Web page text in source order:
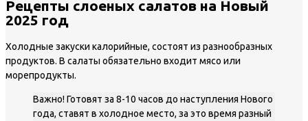
Рецепты слоеных салатов на Новый
2025 год
Холодные закуски калорийные, состоят из разнообразных
продуктов. В салаты обязательно входит мясо или
морепродукты.
Важно! Готовят за 8-10 часов до наступления Нового
года, ставят в холодное место, за это время разный